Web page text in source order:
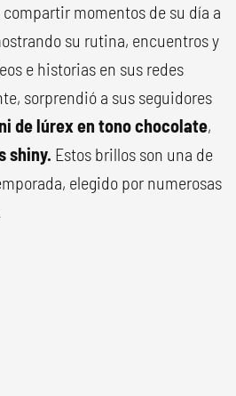
momentos de su día a
su rutina, encuentros y
e historias en sus redes
sorprendió a sus seguidores
de lúrex en tono chocolate,
shiny. Estos brillos son una de
elegido por numerosas